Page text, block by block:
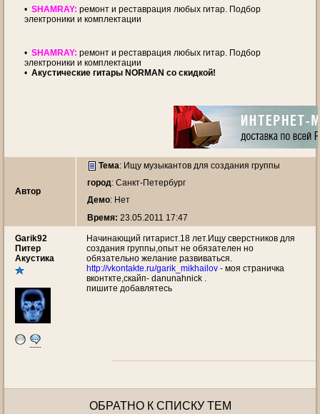
• SHAMRAY: ремонт и реставрация любых гитар. Подбор
электроники и комплектации
• SHAMRAY: ремонт и реставрация любых гитар. Подбор
электроники и комплектации
• Акустические гитары NORMAN со скидкой!
Автор
Тема: Ищу музыкантов для создания группы
город: Санкт-Петербург
Демо: Нет
Время: 23.05.2011 17:47
Garik92
Питер
Акустика
Начинающий гитарист.18 лет.Ищу сверстников для
создания группы,опыт не обязателен но
обязательно желание развиваться.
http://vkontakte.ru/garik_mikhailov - моя страничка
вконткте,скайп- danunahnick .
пишите добавлятесь
ОБРАТНО К СПИСКУ ТЕМ